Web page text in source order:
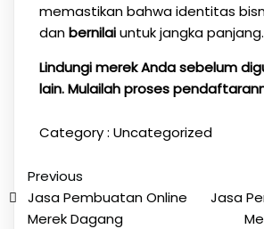
memastikan bahwa identitas
danbernilaiuntuk jangka panjang.
Lindungi merek Anda sebelum
lain. Mulailah proses
Category : Uncategorized
Previous
Jasa Pembuatan Online
Merek Dagang
Jasa